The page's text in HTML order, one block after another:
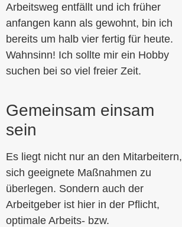
Arbeitsweg entfällt und ich früher
anfangen kann als gewohnt, bin ich
bereits um halb vier fertig für heute.
Wahnsinn! Ich sollte mir ein Hobby
suchen bei so viel freier Zeit.
Gemeinsam einsam
sein
Es liegt nicht nur an den Mitarbeitern,
sich geeignete Maßnahmen zu
überlegen. Sondern auch der
Arbeitgeber ist hier in der Pflicht,
optimale Arbeits- bzw.